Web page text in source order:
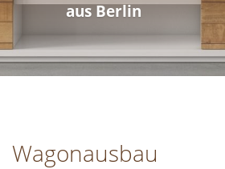
aus Berlin
Wagonausbau